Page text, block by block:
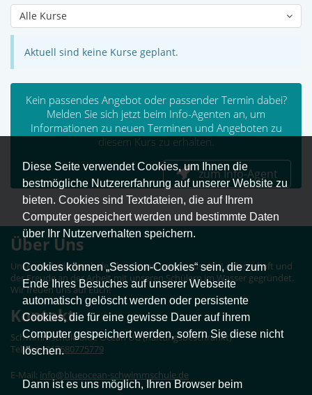
Diese Seite verwendet Cookies, um Ihnen die
bestmögliche Nutzererfahrung auf unserer Website zu
bieten. Cookies sind Textdateien, die auf Ihrem
Computer gespeichert werden und bestimmte Daten
über Ihr Nutzerverhalten speichern.
Cookies können „Session-Cookies“ sein, die zum
Ende Ihres Besuches auf unserer Webseite
automatisch gelöscht werden oder persistente
Cookies, die für eine gewisse Dauer auf ihrem
Computer gespeichert werden, sofern Sie diese nicht
löschen.
Dann ist es uns möglich, Ihren Browser beim
Alle Kurse
Aktuell sind keine Kurse geplant.
Kein passendes Angebot oder passender Termin dabei?
Melden Sie sich jetzt beim Info-Agenten an, um
Informationen zu neuen Terminen und Angeboten zu
diesem Kurs zu erhalten.
zum Info-Agent
Über Uns
Unsere Schwimmschule Blue Ocean wurde aus der Leidenschaft und
der Freude an der Arbeit mit unseren Schülern im Wasser gegründet.
Wir freuen uns auf Euch!
Kontakt
Schwimmschule Blue Ocean UG (haftungsbeschränkt)
Telefon:017680775779
E-Mail: info@blueocean-schwimmschule.de